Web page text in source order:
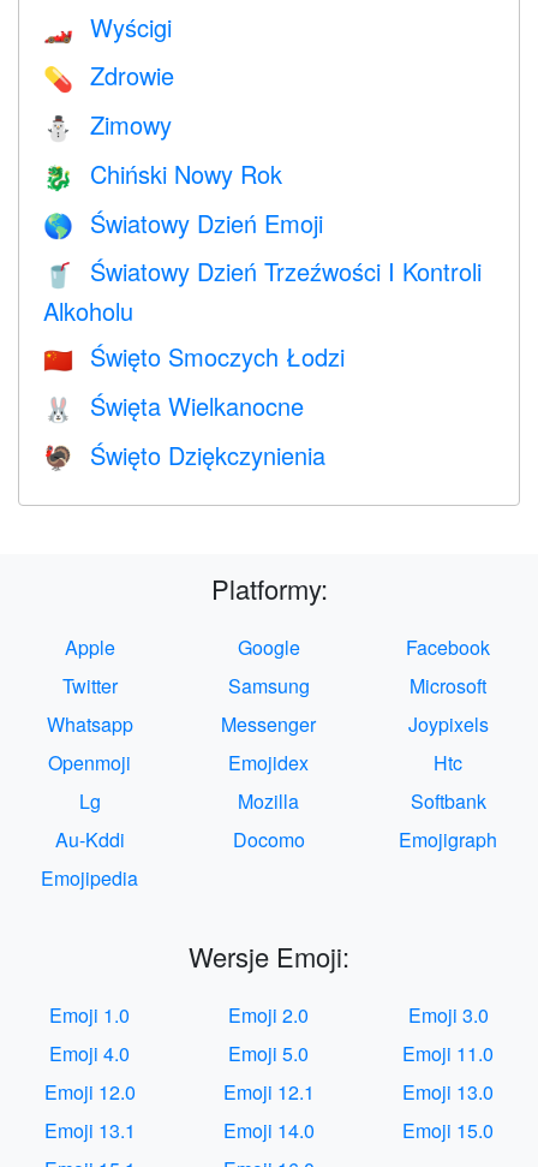
🏎 Wyścigi
💊 Zdrowie
⛄ Zimowy
🐉 Chiński Nowy Rok
🌎 Światowy Dzień Emoji
🥤
Światowy Dzień Trzeźwości I Kontroli
Alkoholu
🇨🇳 Święto Smoczych Łodzi
🐰 Święta Wielkanocne
🦃 Święto Dziękczynienia
Platformy:
Apple Google
Facebook
Twitter
Samsung
Microsoft
Whatsapp
Messenger
Joypixels
Openmoji
Emojidex
Htc
Lg
Mozilla
Softbank
Au-Kddi
Docomo
Emojigraph
Emojipedia
Wersje Emoji:
Emoji 1.0 Emoji 2.0
Emoji 3.0
Emoji 4.0
Emoji 5.0
Emoji 11.0
Emoji 12.0
Emoji 12.1
Emoji 13.0
Emoji 13.1
Emoji 14.0
Emoji 15.0